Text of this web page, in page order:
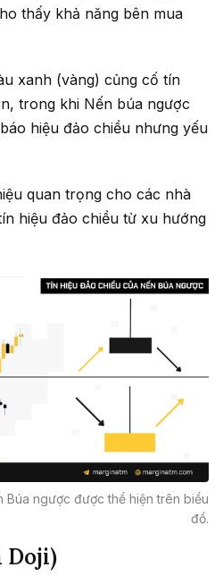
thấy khả năng bên mua
xanh (vàng) củng cố tín
trong khi Nến búa ngược
hiệu đảo chiều nhưng yếu
quan trọng cho các nhà
hiệu đảo chiều từ xu hướng
Búa ngược được thể hiện trên biểu
đồ.
Doji)